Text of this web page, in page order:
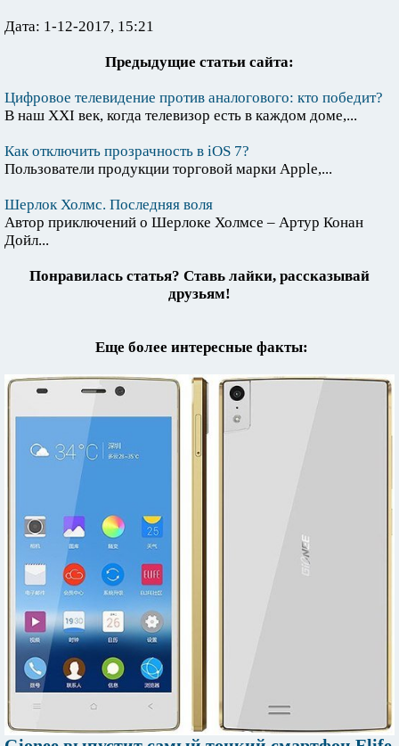
Дата: 1-12-2017, 15:21
Предыдущие статьи сайта:
Цифровое телевидение против аналогового: кто победит?
В наш XXI век, когда телевизор есть в каждом доме,...
Как отключить прозрачность в iOS 7?
Пользователи продукции торговой марки Apple,...
Шерлок Холмс. Последняя воля
Автор приключений о Шерлоке Холмсе – Артур Конан
Дойл...
Понравилась статья? Ставь лайки, рассказывай
друзьям!
Еще более интересные факты: